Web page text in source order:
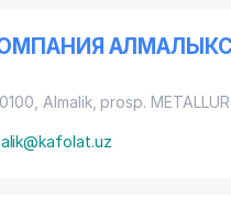
Almalik, prosp.